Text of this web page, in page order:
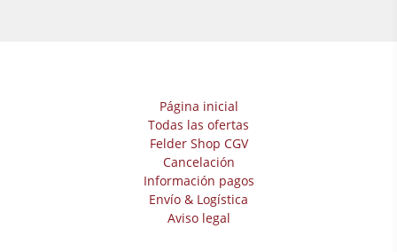
Página inicial
Todas las ofertas
Felder Shop CGV
Cancelación
Información pagos
Envío & Logística
Aviso legal